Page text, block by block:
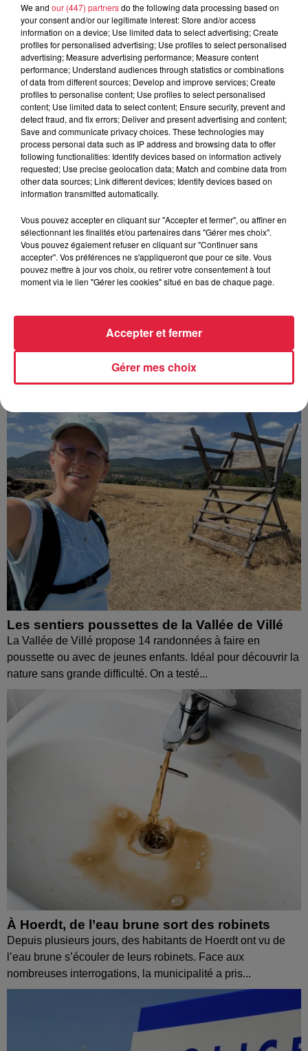
À découvrir également
Cet été, il y a des nouveautés à l'Écomusée d'Alsace à
Les sentiers poussettes de la Vallée de Villé
La Vallée de Villé propose 14 randonnées à faire en
poussette ou avec de jeunes enfants. Idéal pour découvrir la
nature sans grande difficulté. On a testé...
À Hoerdt, de l’eau brune sort des robinets
Depuis plusieurs jours, des habitants de Hoerdt ont vu de
l’eau brune s’écouler de leurs robinets. Face aux
nombreuses interrogations, la municipalité a pris...
We and our (447) partnersdo the following data processing based on
your consent and/or our legitimate interest: Store and/or access
information on a device; Use limited data to select advertising; Create
profiles for personalised advertising; Use profiles to select personalised
advertising; Measure advertising performance; Measure content
performance; Understand audiences through statistics or combinations
of data from different sources; Develop and improve services; Create
profiles to personalise content; Use profiles to select personalised
content; Use limited data to select content; Ensure security, prevent and
detect fraud, and fix errors; Deliver and present advertising and content;
Save and communicate privacy choices. These technologies may
process personal data such as IP address and browsing data to offer
following functionalities: Identify devices based on information actively
requested; Use precise geolocation data; Match and combine data from
other data sources; Link different devices; Identify devices based on
information transmitted automatically.
Vous pouvez accepter en cliquant sur "Accepter et fermer", ou affiner en
sélectionnant les finalités et/ou partenaires dans "Gérer mes choix".
Vous pouvez également refuser en cliquant sur "Continuer sans
accepter". Vos préférences ne s'appliqueront que pour ce site. Vous
pouvez mettre à jour vos choix, ou retirer votre consentement à tout
moment via le lien "Gérer les cookies" situé en bas de chaque page.
Gérer mes choix
Accepter et fermer